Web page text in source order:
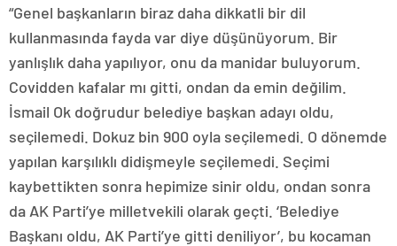
“Genel başkanların biraz daha dikkatli bir dil
kullanmasında fayda var diye düşünüyorum. Bir
yanlışlık daha yapılıyor, onu da manidar buluyorum.
Covidden kafalar mı gitti, ondan da emin değilim.
İsmail Ok doğrudur belediye başkan adayı oldu,
seçilemedi. Dokuz bin 900 oyla seçilemedi. O dönemde
yapılan karşılıklı didişmeyle seçilemedi. Seçimi
kaybettikten sonra hepimize sinir oldu, ondan sonra
da AK Parti’ye milletvekili olarak geçti. ‘Belediye
Başkanı oldu, AK Parti’ye gitti deniliyor’, bu kocaman